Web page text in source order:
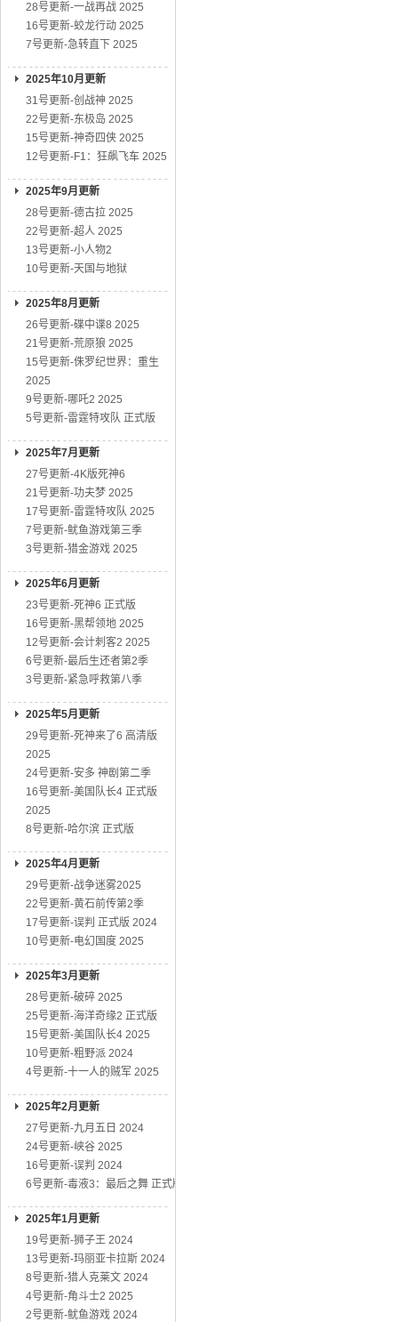
28号更新-一战再战 2025
16号更新-蛟龙行动 2025
7号更新-急转直下 2025
2025年10月更新
31号更新-创战神 2025
22号更新-东极岛 2025
15号更新-神奇四侠 2025
12号更新-F1：狂飙飞车 2025
2025年9月更新
28号更新-德古拉 2025
22号更新-超人 2025
13号更新-小人物2
10号更新-天国与地狱
2025年8月更新
26号更新-碟中谍8 2025
21号更新-荒原狼 2025
15号更新-侏罗纪世界：重生
2025
9号更新-哪吒2 2025
5号更新-雷霆特攻队 正式版
2025年7月更新
27号更新-4K版死神6
21号更新-功夫梦 2025
17号更新-雷霆特攻队 2025
7号更新-鱿鱼游戏第三季
3号更新-猎金游戏 2025
2025年6月更新
23号更新-死神6 正式版
16号更新-黑帮领地 2025
12号更新-会计刺客2 2025
6号更新-最后生还者第2季
3号更新-紧急呼救第八季
2025年5月更新
29号更新-死神来了6 高清版
2025
24号更新-安多 神剧第二季
16号更新-美国队长4 正式版
2025
8号更新-哈尔滨 正式版
2025年4月更新
29号更新-战争迷雾2025
22号更新-黄石前传第2季
17号更新-误判 正式版 2024
10号更新-电幻国度 2025
2025年3月更新
28号更新-破碎 2025
25号更新-海洋奇缘2 正式版
15号更新-美国队长4 2025
10号更新-粗野派 2024
4号更新-十一人的贼军 2025
2025年2月更新
27号更新-九月五日 2024
24号更新-峡谷 2025
16号更新-误判 2024
6号更新-毒液3：最后之舞 正式版
2025年1月更新
19号更新-狮子王 2024
13号更新-玛丽亚卡拉斯 2024
8号更新-猎人克莱文 2024
4号更新-角斗士2 2025
2号更新-鱿鱼游戏 2024